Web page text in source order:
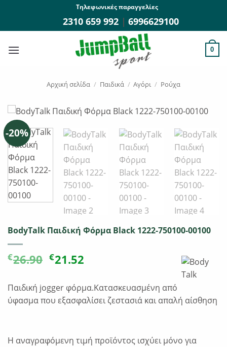
περιεχόμενο
Τηλεφωνικές παραγγελίες
2310 659 992 | 6996629100
0
Αρχική σελίδα / Παιδικά / Αγόρι / Ρούχα
-20%
BodyTalk Παιδική Φόρμα Black 1222-750100-00100
€26.90 Original
was:
€26.90.
€21.52Η
τιμή
είναι:
€21.52.
Παιδική jogger φόρμα.Κατασκευασμένη από
ύφασμα που εξασφαλίσει ζεστασιά και απαλή αίσθηση
Η αναγραφόμενη τιμή προϊόντος ισχύει μόνο για